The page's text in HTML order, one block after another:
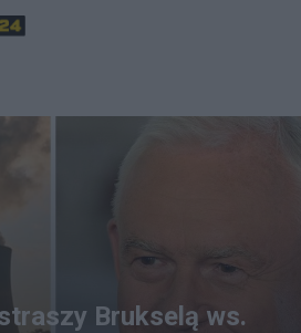
Brukselą ws.